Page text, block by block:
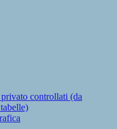
controllati (da